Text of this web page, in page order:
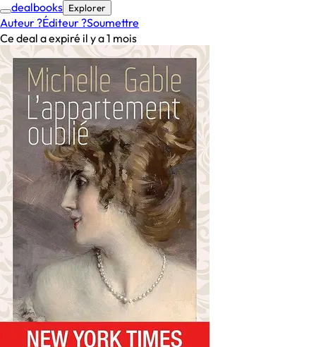
dealbooks Explorer
Auteur ?Éditeur ?Soumettre
Ce deal a expiré il y a 1 mois